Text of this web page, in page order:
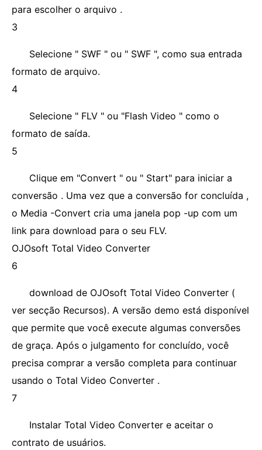
para escolher o arquivo .
3
Selecione " SWF " ou " SWF ", como sua entrada
formato de arquivo.
4
Selecione " FLV " ou "Flash Video " como o
formato de saída.
5
Clique em "Convert " ou " Start" para iniciar a
conversão . Uma vez que a conversão for concluída ,
o Media -Convert cria uma janela pop -up com um
link para download para o seu FLV.
OJOsoft Total Video Converter
6
download de OJOsoft Total Video Converter (
ver secção Recursos). A versão demo está disponível
que permite que você execute algumas conversões
de graça. Após o julgamento for concluído, você
precisa comprar a versão completa para continuar
usando o Total Video Converter .
7
Instalar Total Video Converter e aceitar o
contrato de usuários.